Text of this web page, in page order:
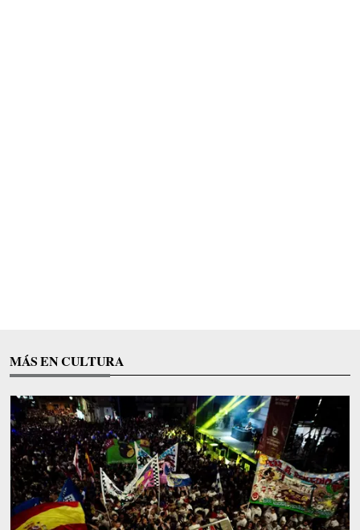
MÁS EN CULTURA